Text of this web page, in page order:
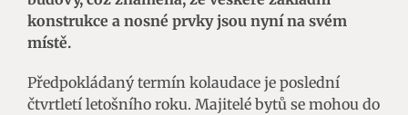
konstrukce a nosné prvky jsou nyní na svém
místě.
Předpokládaný termín kolaudace je poslední
čtvrtletí letošního roku. Majitelé bytů se mohou do